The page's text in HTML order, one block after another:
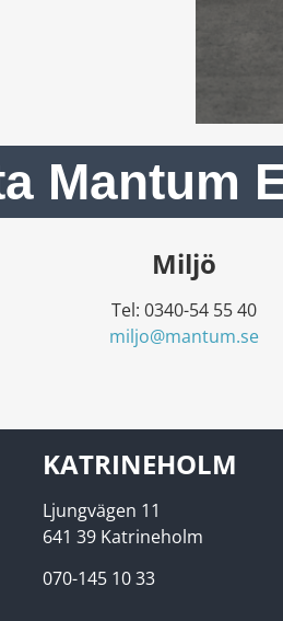
Mantum
Miljö
Tel: 0340-54 55 40
miljo@mantum.se
KATRINEHOLM
Ljungvägen 11
641 39 Katrineholm
070-145 10 33